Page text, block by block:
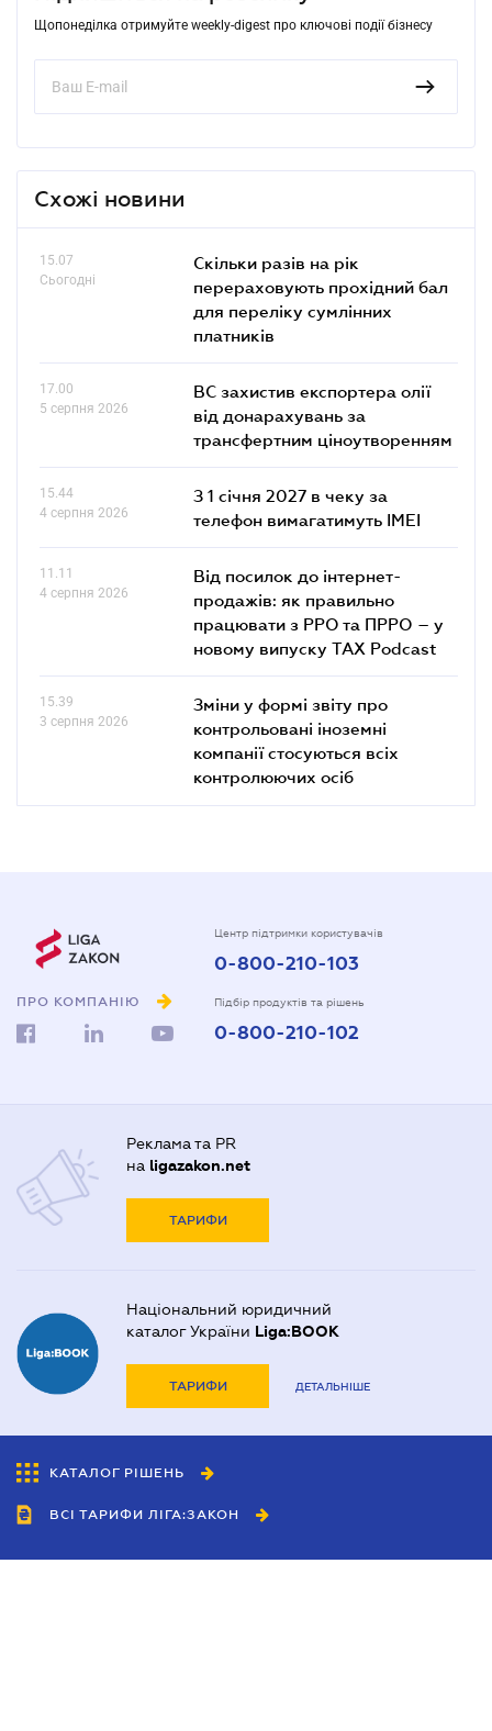
Щопонеділка отримуйте weekly-digest про ключові події бізнесу
Схожі новини
15.07
Сьогодні
Скільки разів на рік
перераховують прохідний бал
для переліку сумлінних
платників
17.00
5 серпня 2026
ВС захистив експортера олії
від донарахувань за
трансфертним ціноутворенням
15.44
4 серпня 2026
З 1 січня 2027 в чеку за
телефон вимагатимуть IMEI
11.11
4 серпня 2026
Від посилок до інтернет-
продажів: як правильно
працювати з РРО та ПРРО – у
новому випуску TAX Podcast
15.39
3 серпня 2026
Зміни у формі звіту про
контрольовані іноземні
компанії стосуються всіх
контролюючих осіб
ПРО КОМПАНІЮ
Центр підтримки користувачів
0-800-210-103
Підбір продуктів та рішень
0-800-210-102
Реклама та PR
на ligazakon.net
ТАРИФИ
Національний юридичний
каталог України Liga:BOOK
ТАРИФИ ДЕТАЛЬНІШЕ
КАТАЛОГ РІШЕНЬ
ВСІ ТАРИФИ ЛІГА:ЗАКОН